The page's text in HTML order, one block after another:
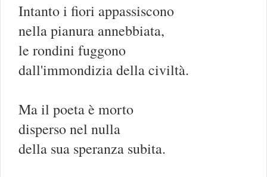
Intanto i fiori appassiscono
nella pianura annebbiata,
le rondini fuggono
dall'immondizia della civiltà.
Ma il poeta è morto
disperso nel nulla
della sua speranza subita.